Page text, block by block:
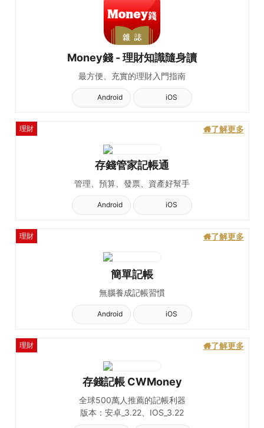
Money錢 - 理財知識隨身讀
最方便、充實的理財入門指南
Android iOS
理財 了解更多
存錢管家記帳通
管理、預算、發票、資產好幫手
Android iOS
理財 了解更多
簡單記帳
無腦養成記帳習慣
Android iOS
理財 了解更多
存錢記帳 CWMoney
全球500萬人推薦的記帳利器
版本：安卓_3.22、IOS_3.22